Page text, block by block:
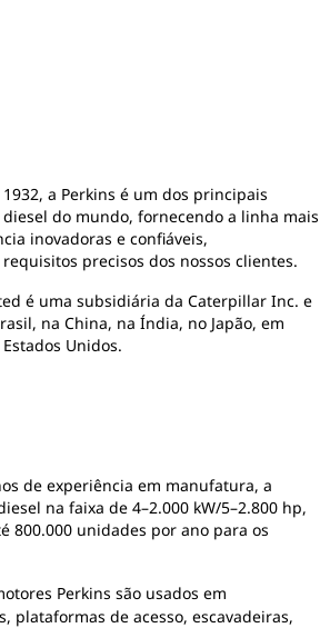
a Perkins é um dos principais
do mundo, fornecendo a linha mais
inovadoras e confiáveis,
precisos dos nossos clientes.
é uma subsidiária da Caterpillar Inc. e
na China, na Índia, no Japão, em
Unidos.
de experiência em manufatura, a
na faixa de 4–2.000 kW/5–2.800 hp,
800.000 unidades por ano para os
Perkins são usados em
plataformas de acesso, escavadeiras,